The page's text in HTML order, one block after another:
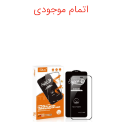
اتمام موجودی